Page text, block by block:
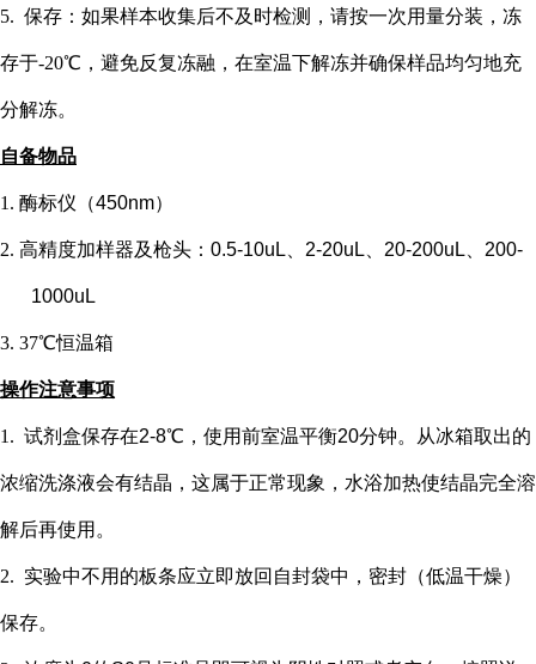
5. 保存：如果样本收集后不及时检测，请按一次用量分装，冻
存于-20℃，避免反复冻融，在室温下解冻并确保样品均匀地充
分解冻。
自备物品
1. 酶标仪（450nm）
2. 高精度加样器及枪头： 0.5-10uL、2-20uL、20-200uL、200-
1000uL
3. 37℃恒温箱
操作注意事项
1. 试剂盒保存在2-8℃，使用前室温平衡20分钟。从冰箱取出的
浓缩洗涤液会有结晶，这属于正常现象，水浴加热使结晶完全溶
解后再使用。
2. 实验中不用的板条应立即放回自封袋中，密封（低温干燥）
保存。